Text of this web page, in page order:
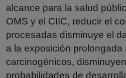
alcance para la salud
OMS y el CIIC, reducir el
procesadas disminuye el
a la exposición prolongada
carcinogénicos,
probabilidades de